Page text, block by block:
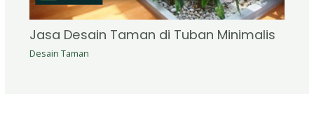
Jasa Desain Taman di Tuban Minimalis
Desain Taman